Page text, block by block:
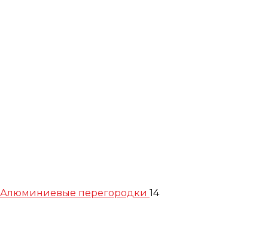
Алюминиевые перегородки 14